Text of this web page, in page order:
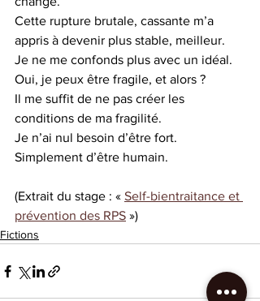
Cette rupture brutale, cassante m’a
appris à devenir plus stable, meilleur.
Je ne me confonds plus avec un idéal.
Oui, je peux être fragile, et alors ?
Il me suffit de ne pas créer les
conditions de ma fragilité.
Je n’ai nul besoin d’être fort.
Simplement d’être humain.
(Extrait du stage : « Self-bientraitance et
prévention des RPS »)
Fictions